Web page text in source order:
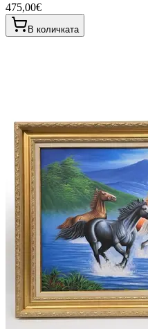
475,00€
В количката